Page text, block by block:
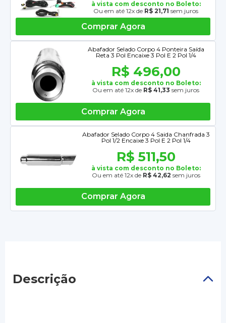
à vista com desconto no Boleto:
Ou em até 12x de R$ 21,71 sem juros
Comprar Agora
Abafador Selado Corpo 4 Ponteira Saída
Reta 3 Pol Encaixe 3 Pol E 2 Pol 1/4
R$ 496,00
à vista com desconto no Boleto:
Ou em até 12x de R$ 41,33 sem juros
Comprar Agora
Abafador Selado Corpo 4 Saida Chanfrada 3
Pol 1/2 Encaixe 3 Pol E 2 Pol 1/4
R$ 511,50
à vista com desconto no Boleto:
Ou em até 12x de R$ 42,62 sem juros
Comprar Agora
Descrição